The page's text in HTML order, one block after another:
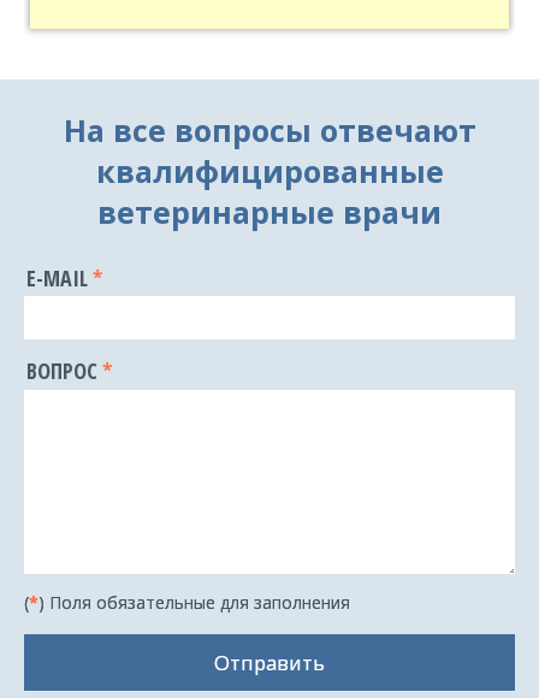
На все вопросы отвечают
квалифицированные
ветеринарные врачи
E-MAIL
ВОПРОС
(*) Поля обязательные для заполнения
Отправить